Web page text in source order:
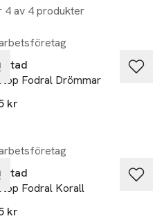
4 av 4 produkter
Fodral Drömmar
kr
Fodral Korall
kr